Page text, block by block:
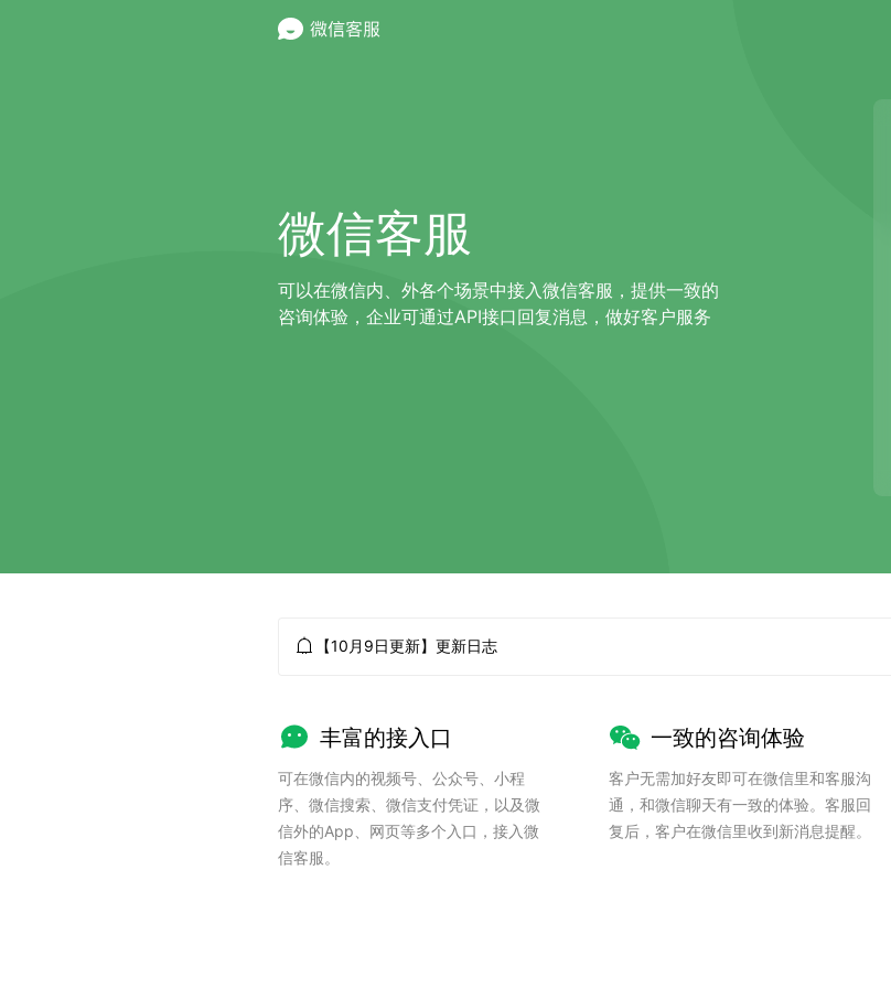
微信客服
可以在微信内、外各个场景中接入微信客服，提供一致的
咨询体验，企业可通过API接口回复消息，做好客户服务
【10月9日更新】更新日志
丰富的接入口
可在微信内的视频号、公众号、小程
序、微信搜索、微信支付凭证，以及微
信外的App、网页等多个入口，接入微
信客服。
一致的咨询体验
客户无需加好友即可在微信里和客服沟
通，和微信聊天有一致的体验。客服回
复后，客户在微信里收到新消息提醒。